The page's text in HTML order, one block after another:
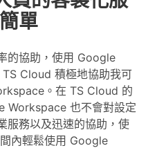
單
的協助，使用 Google
Cloud 積極地協助我可
。在 TS Cloud 的
Workspace 也不會對設定
服務以及迅速的協助，使
內輕鬆使用 Google